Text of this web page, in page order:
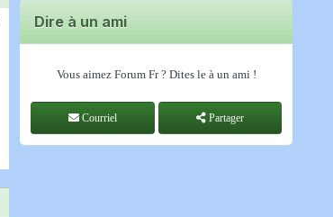
Dire à un ami
Vous aimez Forum Fr ? Dites le à un ami !
Courriel Partager